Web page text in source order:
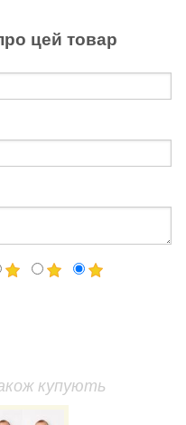
цей товар
купують